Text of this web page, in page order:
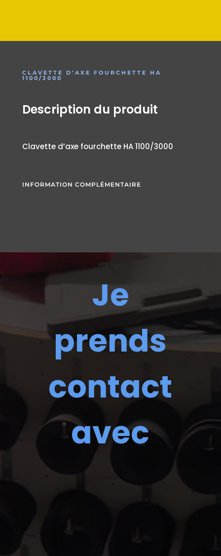
CLAVETTE D’AXE FOURCHETTE HA
1100/3000
Description du produit
Clavette d’axe fourchette HA 1100/3000
INFORMATION COMPLÉMENTAIRE
Je
prends
contact
avec